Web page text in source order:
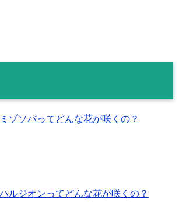
ミゾソバってどんな花が咲くの？
ハルジオンってどんな花が咲くの？